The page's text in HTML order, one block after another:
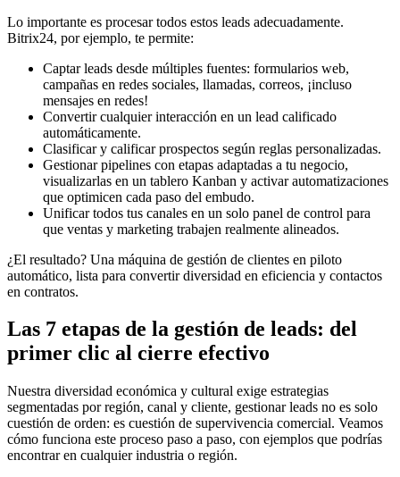
Lo importante es procesar todos estos leads adecuadamente.
Bitrix24, por ejemplo, te permite:
Captar leads desde múltiples fuentes: formularios web,
campañas en redes sociales, llamadas, correos, ¡incluso
mensajes en redes!
Convertir cualquier interacción en un lead calificado
automáticamente.
Clasificar y calificar prospectos según reglas personalizadas.
Gestionar pipelines con etapas adaptadas a tu negocio,
visualizarlas en un tablero Kanban y activar automatizaciones
que optimicen cada paso del embudo.
Unificar todos tus canales en un solo panel de control para
que ventas y marketing trabajen realmente alineados.
¿El resultado? Una máquina de gestión de clientes en piloto
automático, lista para convertir diversidad en eficiencia y contactos
en contratos.
Las 7 etapas de la gestión de leads: del
primer clic al cierre efectivo
Nuestra diversidad económica y cultural exige estrategias
segmentadas por región, canal y cliente, gestionar leads no es solo
cuestión de orden: es cuestión de supervivencia comercial. Veamos
cómo funciona este proceso paso a paso, con ejemplos que podrías
encontrar en cualquier industria o región.